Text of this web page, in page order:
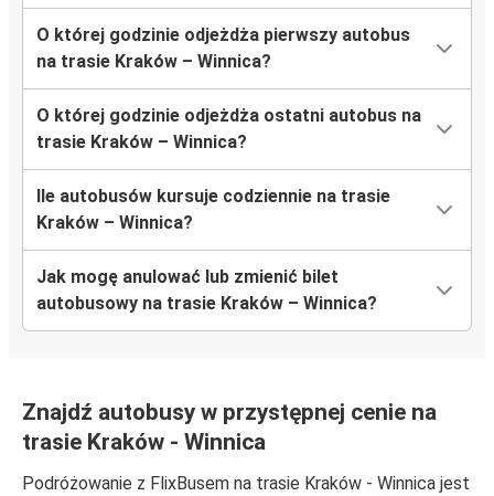
O której godzinie odjeżdża pierwszy autobus
na trasie Kraków – Winnica?
O której godzinie odjeżdża ostatni autobus na
trasie Kraków – Winnica?
Ile autobusów kursuje codziennie na trasie
Kraków – Winnica?
Jak mogę anulować lub zmienić bilet
autobusowy na trasie Kraków – Winnica?
Znajdź autobusy w przystępnej cenie na
trasie Kraków - Winnica
Podróżowanie z FlixBusem na trasie Kraków - Winnica jest